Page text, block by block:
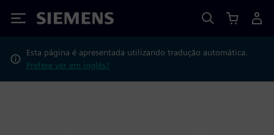
Siemens
Esta página é apresentada utilizando tradução automática.
Prefere ver em inglês?